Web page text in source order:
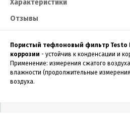
Характеристики
Отзывы
Пористый тефлоновый фильтр Testo
коррозии - устойчив к конденсации и
Применение: измерения сжатого
влажности (продолжительные
воздуха.